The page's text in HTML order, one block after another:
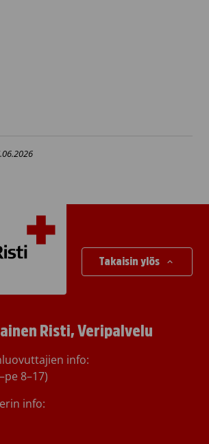
Takaisin ylös
Risti, Veripalvelu
info:
8–17)
info: